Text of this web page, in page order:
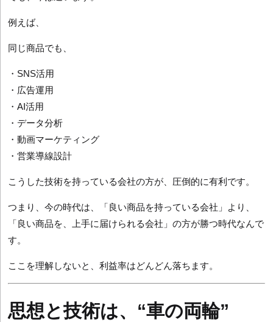
例えば、
同じ商品でも、
・SNS活用
・広告運用
・AI活用
・データ分析
・動画マーケティング
・営業導線設計
こうした技術を持っている会社の方が、圧倒的に有利です。
つまり、今の時代は、「良い商品を持っている会社」より、
「良い商品を、上手に届けられる会社」の方が勝つ時代なんで
す。
ここを理解しないと、利益率はどんどん落ちます。
思想と技術は、“車の両輪”